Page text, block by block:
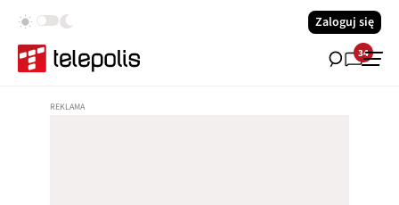
Zaloguj się
34